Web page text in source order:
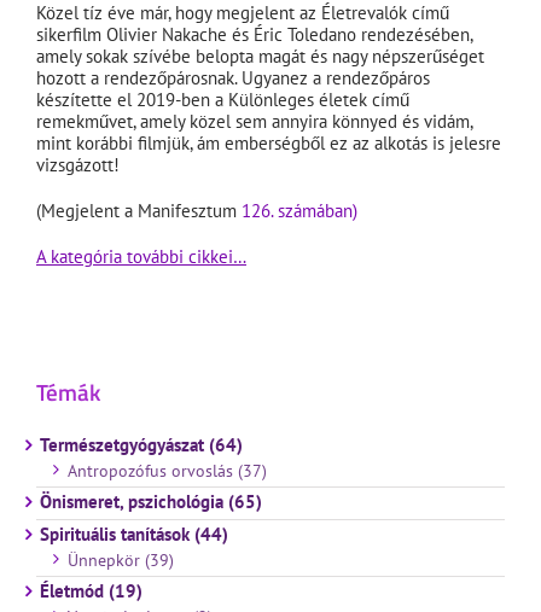
Közel tíz éve már, hogy megjelent az Életrevalók című
sikerfilm Olivier Nakache és Éric Toledano rendezésében,
amely sokak szívébe belopta magát és nagy népszerűséget
hozott a rendezőpárosnak. Ugyanez a rendezőpáros
készítette el 2019-ben a Különleges életek című
remekművet, amely közel sem annyira könnyed és vidám,
mint korábbi filmjük, ám emberségből ez az alkotás is jelesre
vizsgázott!
(Megjelent a Manifesztum 126. számában)
A kategória további cikkei…
Témák
Természetgyógyászat (64)
Antropozófus orvoslás (37)
Önismeret, pszichológia (65)
Spirituális tanítások (44)
Ünnepkör (39)
Életmód (19)